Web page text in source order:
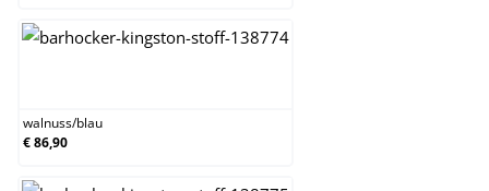
walnuss/blau
€ 86,90